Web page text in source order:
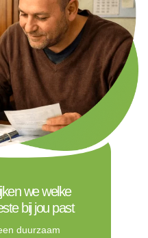
we welke
bij jou past
duurzaam